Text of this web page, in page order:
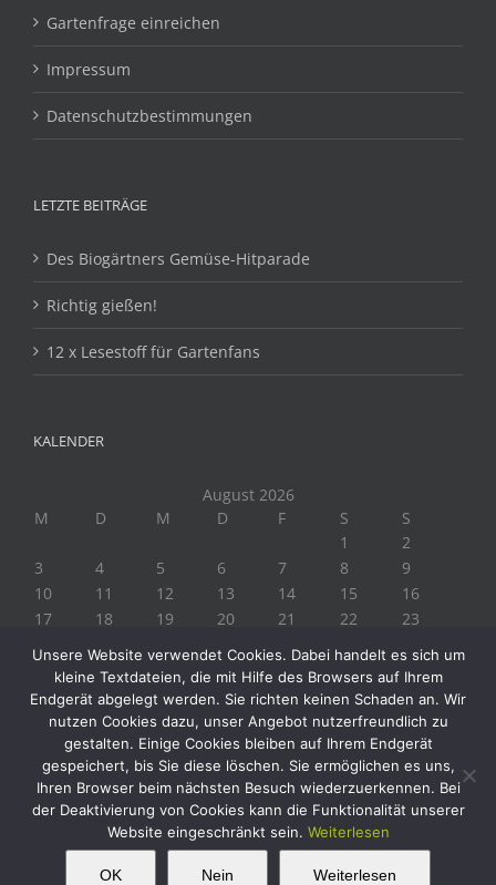
Gartenfrage einreichen
Impressum
Datenschutzbestimmungen
LETZTE BEITRÄGE
Des Biogärtners Gemüse-Hitparade
Richtig gießen!
12 x Lesestoff für Gartenfans
KALENDER
August 2026
M
D M D F S
S
1
2
3
4 5 6 7 8
9
10
11 12 13 14 15
16
17
18 19 20 21 22
23
« Juli
Copyright 2019 Biogärtner Ploberger | Alle Rechte vorbehalten
FacebookInstagram
TwitterYouTube
This website uses cookies and third party
Unsere Website verwendet Cookies. Dabei handelt es sich um
kleine Textdateien, die mit Hilfe des Browsers auf Ihrem
Endgerät abgelegt werden. Sie richten keinen Schaden an. Wir
nutzen Cookies dazu, unser Angebot nutzerfreundlich zu
gestalten. Einige Cookies bleiben auf Ihrem Endgerät
gespeichert, bis Sie diese löschen. Sie ermöglichen es uns,
Ihren Browser beim nächsten Besuch wiederzuerkennen. Bei
der Deaktivierung von Cookies kann die Funktionalität unserer
Website eingeschränkt sein. Weiterlesen
OK Nein Weiterlesen